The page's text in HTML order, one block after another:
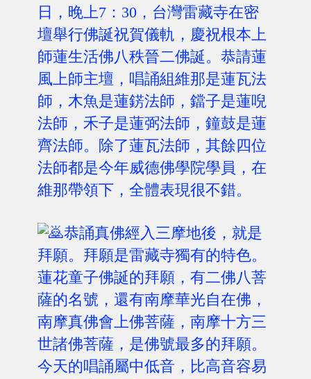
日，晚上7：30，台灣雷藏寺在密
壇舉行佛誕祝賀儀軌，慶祝根本上
師蓮生活佛八秩晉二佛誕。恭請蓮
風上師主壇，唱誦組維那是蓮瓦法
師，木魚是蓮錺法師，鐺子是蓮唲
法師，禾子是蓮弼法師，鐘鼓是蓮
齊法師。除了蓮瓦法師，其餘四位
法師都是今年威德佛學院學員，在
維那帶領下，全體表現很不錯。
恭誦真佛經入三摩地後，就是
拜願。拜願是雷藏寺獨有的特色。
蓮花童子佛誕的拜願，有二佛八菩
薩的名號，還有南摩華光自在佛，
南摩真佛會上佛菩薩，南摩十方三
世諸佛菩薩，是佛號最多的拜願。
今天的唱誦屬中低音，比高音容易